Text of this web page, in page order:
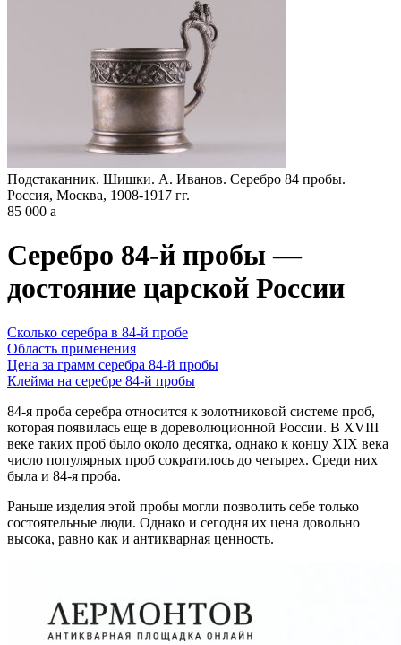
Подстаканник. Шишки. А. Иванов. Серебро 84 пробы.
Россия, Москва, 1908-1917 гг.
85 000 a
Серебро 84-й пробы —
достояние царской России
Сколько серебра в 84-й пробе
Область применения
Цена за грамм серебра 84-й пробы
Клейма на серебре 84-й пробы
84-я проба серебра относится к золотниковой системе проб,
которая появилась еще в дореволюционной России. В XVIII
веке таких проб было около десятка, однако к концу XIX века
число популярных проб сократилось до четырех. Среди них
была и 84-я проба.
Раньше изделия этой пробы могли позволить себе только
состоятельные люди. Однако и сегодня их цена довольно
высока, равно как и антикварная ценность.